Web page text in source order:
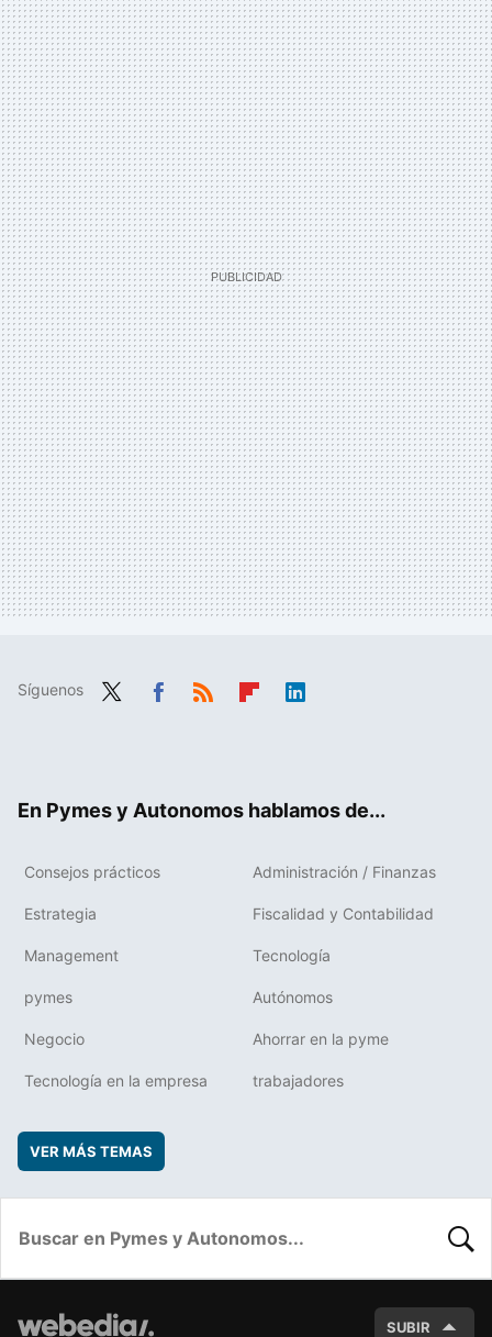
Síguenos
En Pymes y Autonomos hablamos de...
Consejos prácticos Administración / Finanzas
Estrategia Fiscalidad y Contabilidad
Management Tecnología
pymes Autónomos
Negocio Ahorrar en la pyme
Tecnología en la empresa trabajadores
VER MÁS TEMAS
SUBIR